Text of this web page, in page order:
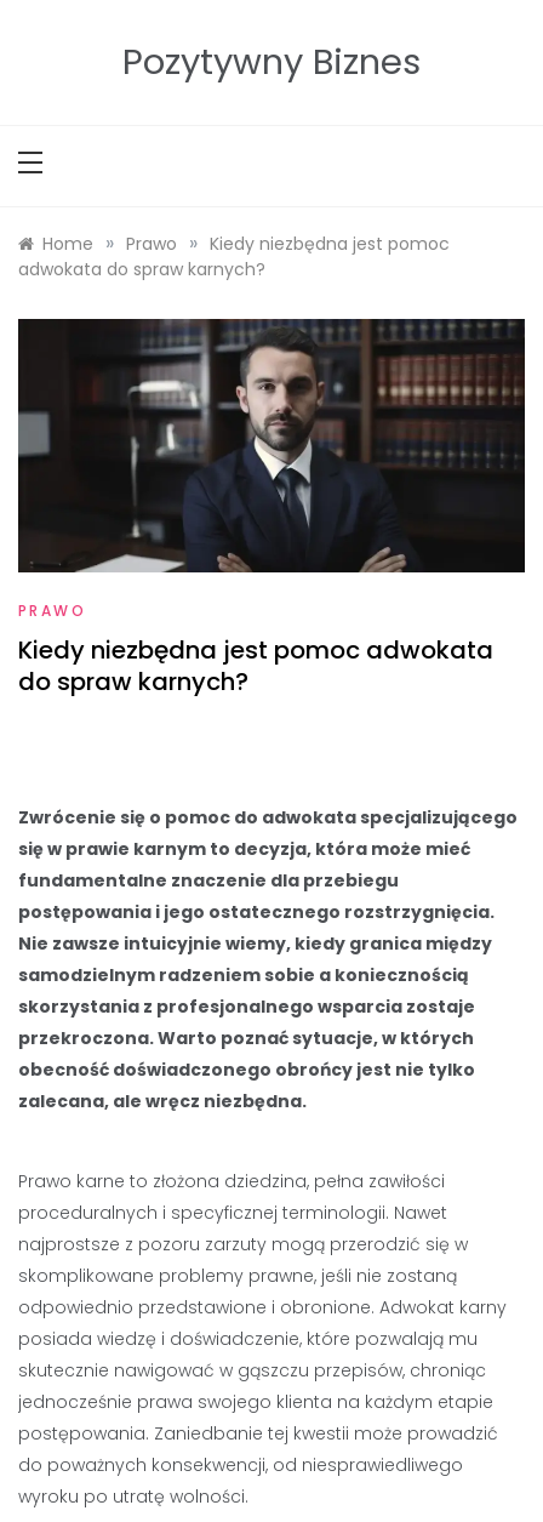
Pozytywny Biznes
Home » Prawo » Kiedy niezbędna jest pomoc
adwokata do spraw karnych?
PRAWO
Kiedy niezbędna jest pomoc adwokata
do spraw karnych?
Zwrócenie się o pomoc do adwokata specjalizującego
się w prawie karnym to decyzja, która może mieć
fundamentalne znaczenie dla przebiegu
postępowania i jego ostatecznego rozstrzygnięcia.
Nie zawsze intuicyjnie wiemy, kiedy granica między
samodzielnym radzeniem sobie a koniecznością
skorzystania z profesjonalnego wsparcia zostaje
przekroczona. Warto poznać sytuacje, w których
obecność doświadczonego obrońcy jest nie tylko
zalecana, ale wręcz niezbędna.
Prawo karne to złożona dziedzina, pełna zawiłości
proceduralnych i specyficznej terminologii. Nawet
najprostsze z pozoru zarzuty mogą przerodzić się w
skomplikowane problemy prawne, jeśli nie zostaną
odpowiednio przedstawione i obronione. Adwokat karny
posiada wiedzę i doświadczenie, które pozwalają mu
skutecznie nawigować w gąszczu przepisów, chroniąc
jednocześnie prawa swojego klienta na każdym etapie
postępowania. Zaniedbanie tej kwestii może prowadzić
do poważnych konsekwencji, od niesprawiedliwego
wyroku po utratę wolności.